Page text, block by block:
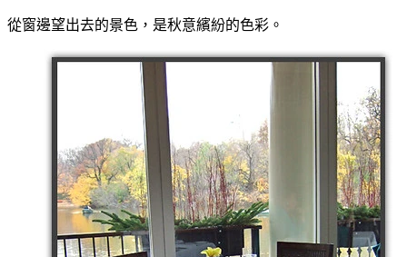
從窗邊望出去的景色，是秋意繽紛的色彩。